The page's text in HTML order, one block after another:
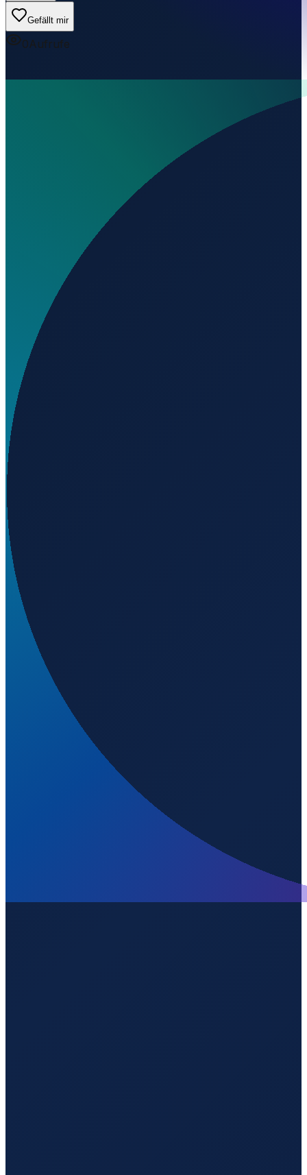
Gefällt mir
0Aufrufe
Wo liegt Aberfoyle Airport?
Wird geladen...
Sydney